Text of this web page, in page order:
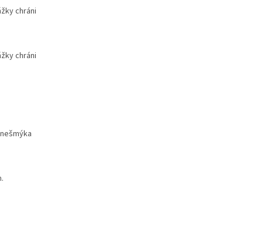
chráni
chráni